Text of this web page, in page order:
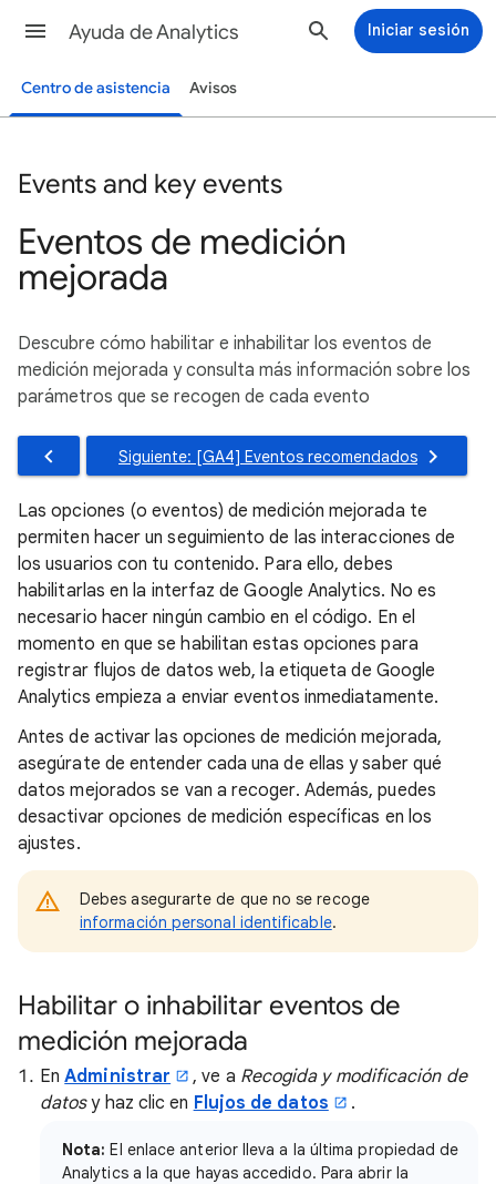
Ayuda de Analytics Iniciar sesión
Centro de asistencia Avisos
Events and key events
Eventos de medición
mejorada
Descubre cómo habilitar e inhabilitar los eventos de
medición mejorada y consulta más información sobre los
parámetros que se recogen de cada evento
Siguiente: [GA4] Eventos recomendados
Las opciones (o eventos) de medición mejorada te
permiten hacer un seguimiento de las interacciones de
los usuarios con tu contenido. Para ello, debes
habilitarlas en la interfaz de Google Analytics. No es
necesario hacer ningún cambio en el código. En el
momento en que se habilitan estas opciones para
registrar flujos de datos web, la etiqueta de Google
Analytics empieza a enviar eventos inmediatamente.
Antes de activar las opciones de medición mejorada,
asegúrate de entender cada una de ellas y saber qué
datos mejorados se van a recoger. Además, puedes
desactivar opciones de medición específicas en los
ajustes.
Debes asegurarte de que no se recoge
información personal identificable.
Habilitar o inhabilitar eventos de
medición mejorada
EnAdministrar , ve a Recogida y modificación de
datosy haz clic en Flujos de datos .
Nota: El enlace anterior lleva a la última propiedad de
Analytics a la que hayas accedido. Para abrir la